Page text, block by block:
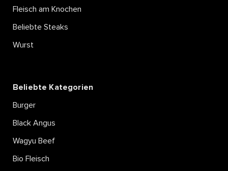
Fleisch am Knochen
Beliebte Steaks
Wurst
Beliebte Kategorien
Burger
Black Angus
Wagyu Beef
Bio Fleisch